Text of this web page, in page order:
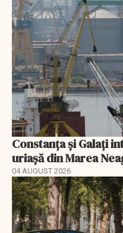
Constanța și Galați
uriașă din Marea
04 AUGUST 2026